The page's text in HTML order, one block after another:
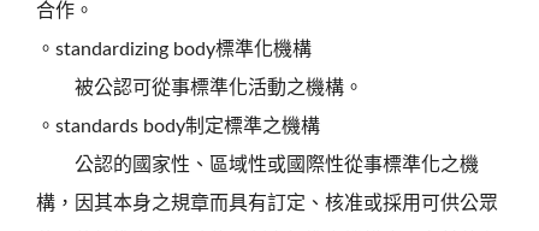
合作。
。standardizing body標準化機構
被公認可從事標準化活動之機構。
。standards body制定標準之機構
公認的國家性、區域性或國際性從事標準化之機
構，因其本身之規章而具有訂定、核准或採用可供公眾